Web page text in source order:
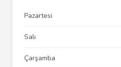
Pazartesi
Salı
Çarşamba